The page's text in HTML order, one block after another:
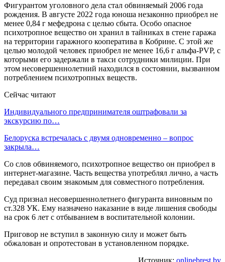
Фигурантом уголовного дела стал обвиняемый 2006 года
рождения. В августе 2022 года юноша незаконно приобрел не
менее 0,84 г мефедрона с целью сбыта. Особо опасное
психотропное вещество он хранил в тайниках в стене гаража
на территории гаражного кооператива в Кобрине. С этой же
целью молодой человек приобрел не менее 16,6 г альфа-PVP, с
которыми его задержали в такси сотрудники милиции. При
этом несовершеннолетний находился в состоянии, вызванном
потреблением психотропных веществ.
Сейчас читают
Индивидуального предпринимателя оштрафовали за
экскурсию по…
Белоруска встречалась с двумя одновременно – вопрос
закрыла…
Со слов обвиняемого, психотропное вещество он приобрел в
интернет-магазине. Часть вещества употреблял лично, а часть
передавал своим знакомым для совместного потребления.
Суд признал несовершеннолетнего фигуранта виновным по
ст.328 УК. Ему назначено наказание в виде лишения свободы
на срок 6 лет с отбыванием в воспитательной колонии.
Приговор не вступил в законную силу и может быть
обжалован и опротестован в установленном порядке.
Источник: onlinebrest.by